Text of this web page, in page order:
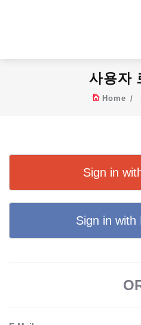
사용자
Home
Sign in
Sign in with